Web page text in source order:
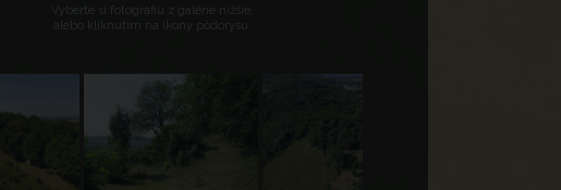
Vyberte si fotografiu z galérie nižšie,
alebo kliknutím na ikony pôdorysu.